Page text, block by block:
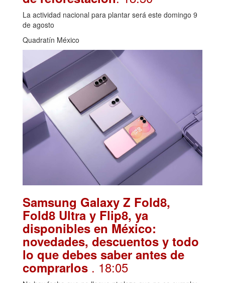
La actividad nacional para plantar será este domingo 9
de agosto
Quadratín México
Samsung Galaxy Z Fold8,
Fold8 Ultra y Flip8, ya
disponibles en México:
novedades, descuentos y todo
lo que debes saber antes de
comprarlos . 18:05